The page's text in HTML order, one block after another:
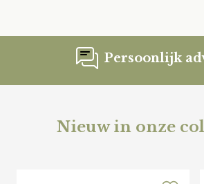
Persoonlijk
Nieuw in onze